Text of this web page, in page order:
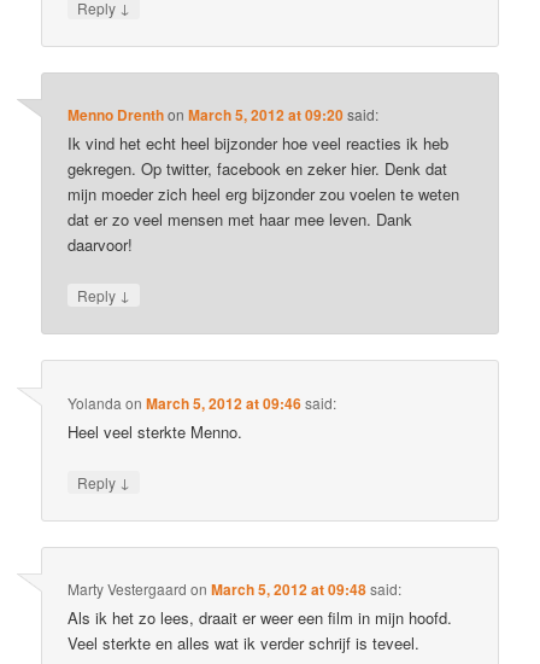
Reply ↓
Menno DrenthonMarch 5, 2012 at 09:20said:
Ik vind het echt heel bijzonder hoe veel reacties ik heb
gekregen. Op twitter, facebook en zeker hier. Denk dat
mijn moeder zich heel erg bijzonder zou voelen te weten
dat er zo veel mensen met haar mee leven. Dank
daarvoor!
Reply ↓
Yolanda onMarch 5, 2012 at 09:46said:
Heel veel sterkte Menno.
Reply ↓
Marty Vestergaard onMarch 5, 2012 at 09:48said:
Als ik het zo lees, draait er weer een film in mijn hoofd.
Veel sterkte en alles wat ik verder schrijf is teveel.